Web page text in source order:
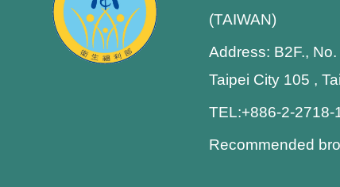
(TAIWAN)
Address: B2F.,
Taipei City 105 ,
TEL:+886-2-
Recommended